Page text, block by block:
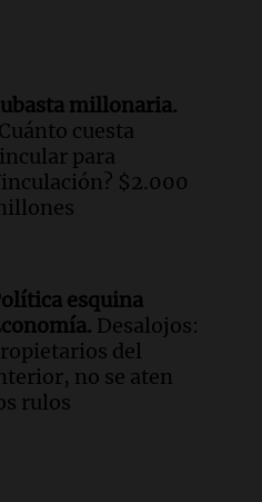
de alimentos con
un asalto millonario a
en Villa
433 luminarias
cuando
millonaria.
cuesta
para
$2.000
esquina
Desalojos:
del
no se aten
rulos